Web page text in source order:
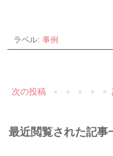
ラベル: 事例
次の投稿
最近閲覧された記事